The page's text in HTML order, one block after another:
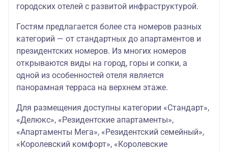
городских отелей с развитой инфраструктурой.
Гостям предлагается более ста номеров разных
категорий — от стандартных до апартаментов и
президентских номеров. Из многих номеров
открываются виды на город, горы и сопки, а
одной из особенностей отеля является
панорамная терраса на верхнем этаже.
Для размещения доступны категории «Стандарт»,
«Делюкс», «Резидентские апартаменты»,
«Апартаменты Мега», «Резидентский семейный»,
«Королевский комфорт», «Королевские